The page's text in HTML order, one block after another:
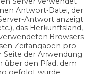
Antwort-Datei, der
Antwort anzeigt
das Herkunftsland,
Browsers
Zeitangaben pro
Seite der Anwendung
über den Pfad, dem
gefolgt wurde,